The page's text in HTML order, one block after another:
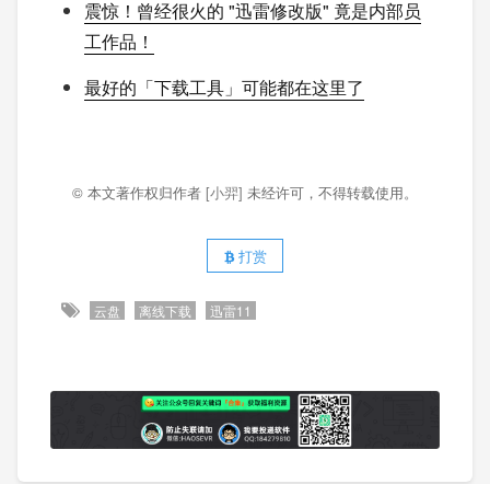
震惊！曾经很火的 "迅雷修改版" 竟是内部员
工作品！
最好的「下载工具」可能都在这里了
© 本文著作权归作者 [小羿] 未经许可，不得转载使用。
打赏
云盘 离线下载 迅雷11